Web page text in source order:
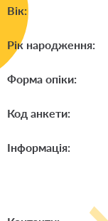
Вік:
Рік народження:
Форма опіки:
Код анкети:
Інформація: